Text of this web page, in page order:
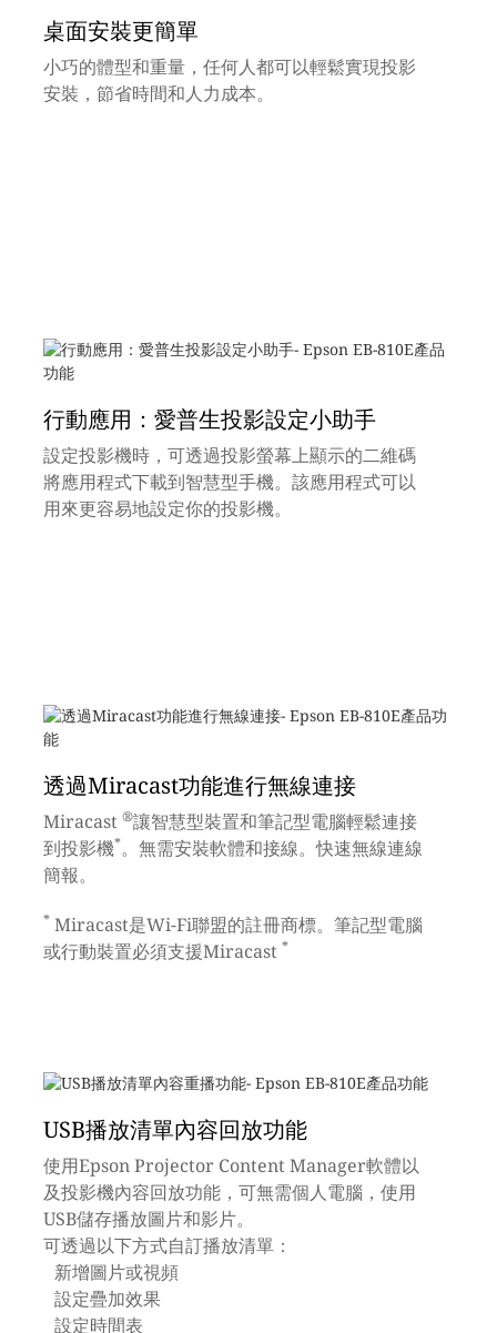
桌面安裝更簡單
小巧的體型和重量，任何人都可以輕鬆實現投影
安裝，節省時間和人力成本。
行動應用：愛普生投影設定小助手
設定投影機時，可透過投影螢幕上顯示的二維碼
將應用程式下載到智慧型手機。該應用程式可以
用來更容易地設定你的投影機。
透過Miracast功能進行無線連接
Miracast ®讓智慧型裝置和筆記型電腦輕鬆連接
到投影機*。無需安裝軟體和接線。快速無線連線
簡報。
* Miracast是Wi-Fi聯盟的註冊商標。筆記型電腦
或行動裝置必須支援Miracast *
USB播放清單內容回放功能
使用Epson Projector Content Manager軟體以
及投影機內容回放功能，可無需個人電腦，使用
USB儲存播放圖片和影片。
可透過以下方式自訂播放清單：
新增圖片或視頻
設定疊加效果
設定時間表